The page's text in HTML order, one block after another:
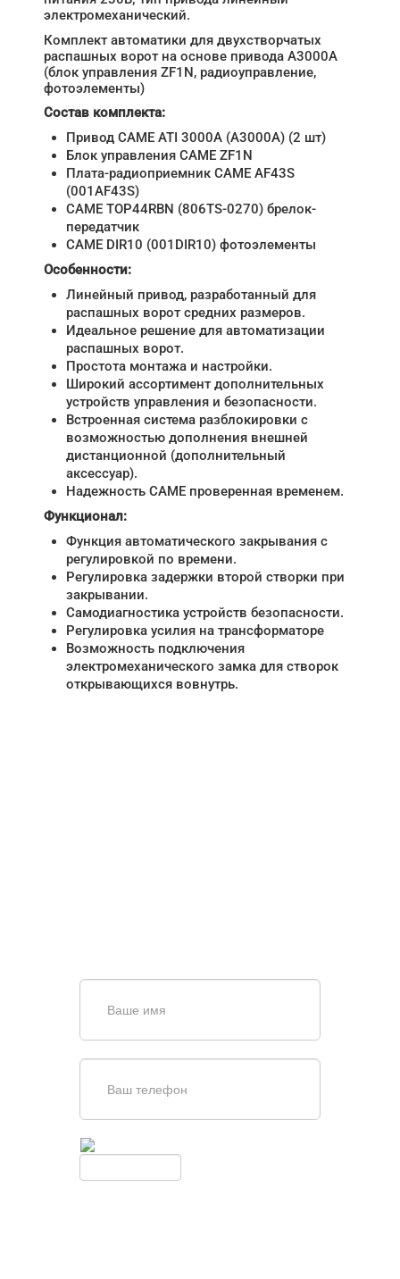
электромеханический.
Комплект автоматики для двухстворчатых
распашных ворот на основе привода А3000А
(блок управления ZF1N, радиоуправление,
фотоэлементы)
Состав комплекта:
Привод CAME ATI 3000A (A3000A) (2 шт)
Блок управления CAME ZF1N
Плата-радиоприемник CAME AF43S
(001AF43S)
CAME TOP44RBN (806TS-0270) брелок-
передатчик
CAME DIR10 (001DIR10) фотоэлементы
Особенности:
Линейный привод, разработанный для
распашных ворот средних размеров.
Идеальное решение для автоматизации
распашных ворот.
Простота монтажа и настройки.
Широкий ассортимент дополнительных
устройств управления и безопасности.
Встроенная система разблокировки с
возможностью дополнения внешней
дистанционной (дополнительный
аксессуар).
Надежность САМЕ проверенная временем.
Функционал:
Функция автоматического закрывания с
регулировкой по времени.
Регулировка задержки второй створки при
закрывании.
Самодиагностика устройств безопасности.
Регулировка усилия на трансформаторе
Возможность подключения
электромеханического замка для створок
открывающихся вовнутрь.